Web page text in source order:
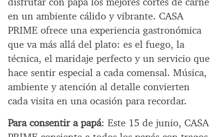
en un ambiente cálido y vibrante. CASA
PRIME ofrece una experiencia gastronómica
que va más allá del plato: es el fuego, la
técnica, el maridaje perfecto y un servicio que
hace sentir especial a cada comensal. Música,
ambiente y atención al detalle convierten
cada visita en una ocasión para recordar.
Para consentir a papá: Este 15 de junio, CASA